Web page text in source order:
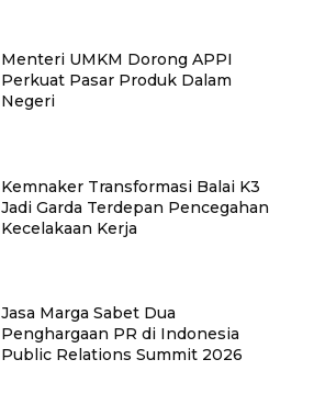
Menteri UMKM Dorong APPI
Perkuat Pasar Produk Dalam
Negeri
Kemnaker Transformasi Balai K3
Jadi Garda Terdepan Pencegahan
Kecelakaan Kerja
Jasa Marga Sabet Dua
Penghargaan PR di Indonesia
Public Relations Summit 2026